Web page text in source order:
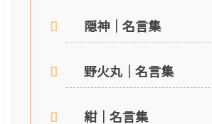
隠神｜名言集
野火丸｜名言集
紺｜名言集